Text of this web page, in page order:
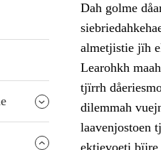
Dah golme
almetjistie jïh
Learohkh
tjïrrh
dilemmah
laavenjostoen